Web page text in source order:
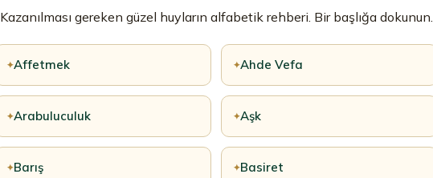
Kazanılması gereken güzel huyların alfabetik rehberi. Bir başlığa dokunun.
✦Affetmek ✦Ahde Vefa
✦Arabuluculuk ✦Aşk
✦Barış ✦Basiret